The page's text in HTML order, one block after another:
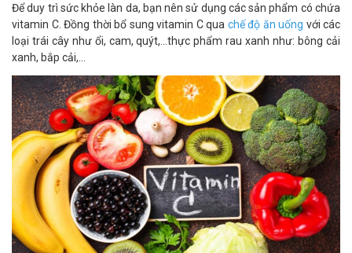
Để duy trì sức khỏe làn da, bạn nên sử dụng các sản phẩm có chứa
vitamin C. Đồng thời bổ sung vitamin C qua chế độ ăn uống với các
loại trái cây như ổi, cam, quýt,…thực phẩm rau xanh như: bông cải
xanh, bắp cải,…